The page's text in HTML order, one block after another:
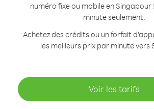
numéro fixe ou mobile en Singapour
minute seulement.
Achetez des crédits ou un forfait
les meilleurs prix par minute vers
Voir les tarifs